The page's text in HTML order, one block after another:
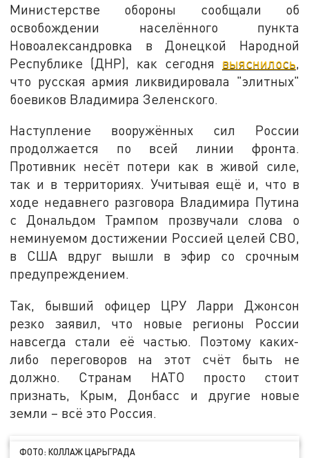
Министерстве обороны сообщали об
освобождении населённого пункта
Новоалександровка в Донецкой Народной
Республике (ДНР), как сегодня выяснилось,
что русская армия ликвидировала "элитных"
боевиков Владимира Зеленского.
Наступление вооружённых сил России
продолжается по всей линии фронта.
Противник несёт потери как в живой силе,
так и в территориях. Учитывая ещё и, что в
ходе недавнего разговора Владимира Путина
с Дональдом Трампом прозвучали слова о
неминуемом достижении Россией целей СВО,
в США вдруг вышли в эфир со срочным
предупреждением.
Так, бывший офицер ЦРУ Ларри Джонсон
резко заявил, что новые регионы России
навсегда стали её частью. Поэтому каких-
либо переговоров на этот счёт быть не
должно. Странам НАТО просто стоит
признать, Крым, Донбасс и другие новые
земли – всё это Россия.
ФОТО: КОЛЛАЖ ЦАРЬГРАДА